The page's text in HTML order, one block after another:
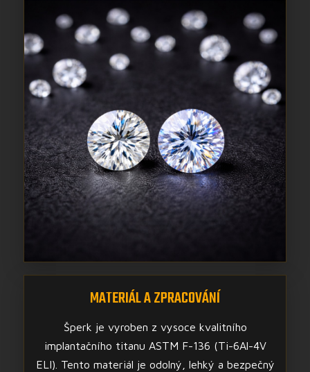
MATERIÁL A ZPRACOVÁNÍ
Šperk je vyroben z vysoce kvalitního
implantačního titanu ASTM F-136 (Ti-6Al-4V
ELI). Tento materiál je odolný, lehký a bezpečný